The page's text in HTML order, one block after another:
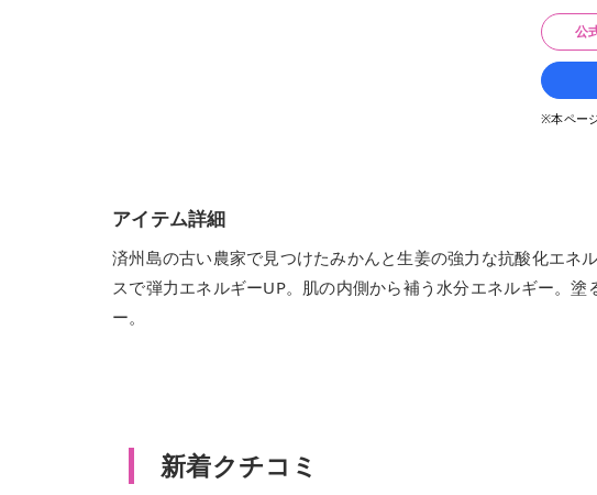
公
※本ペー
アイテム詳細
済州島の古い農家で見つけたみかんと生姜の強力な抗酸化エネ
スで弾力エネルギーUP。肌の内側から補う水分エネルギー。
ー。
新着クチコミ